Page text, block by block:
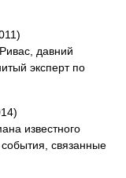
давний
эксперт по
известного
связанные